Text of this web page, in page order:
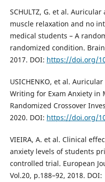
SCHULTZ, G. et al.
muscle relaxation and no
medical students – A
randomized condition.
2017. DOI: https://doi.org/
USICHENKO, et al.
Writing for Exam Anxiety in
Randomized Crossover
2020. DOI: https://doi.org/
VIEIRA, A. et al. Clinical
anxiety levels of students
controlled trial. European
Vol.20, p.188–92, 2018. DOI: